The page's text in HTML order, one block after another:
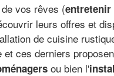
vos rêves (entretenir
leurs offres et
de cuisine
ces derniers
ou bien l'